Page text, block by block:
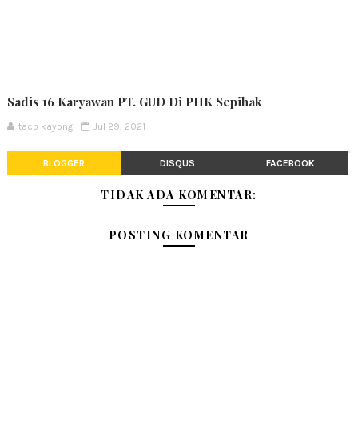
Sadis 16 Karyawan PT. GUD Di PHK Sepihak
tacb kayong Jul 29, 2021
BLOGGER DISQUS FACEBOOK
TIDAK ADA KOMENTAR:
POSTING KOMENTAR